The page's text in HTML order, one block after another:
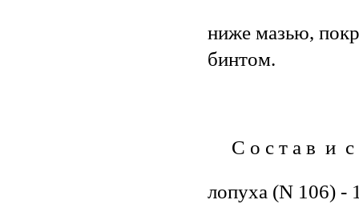
ниже мазью,
бинтом.
С о с т а в и с
лопуха (N 106) -